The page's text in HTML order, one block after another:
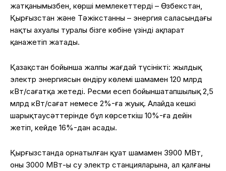
жатқанымызбен, көрші мемлекеттердің – Өзбекстан,
Қырғызстан және Тәжікстанның – энергия саласындағы
нақты ахуалы туралы бізге көбіне үзінді ақпарат
қанажетіп жатады.
Қазақстан бойынша жалпы жағдай түсінікті: жылдық
электр энергиясын өндіру көлемі шамамен 120 млрд
кВт/сағатқа жетеді. Ресми есеп бойыншатапшылық2,5
млрд кВт/сағат немесе 2%-ға жуық. Алайда кешкі
шарықтаусәттерінде бұл көрсеткіш 10%-ға дейін
жетіп, кейде 16%-дан асады.
Қырғызстанда орнатылған қуат шамамен 3900 МВт,
оның 3000 МВт-ы су электр станцияларына, ал қалғаны